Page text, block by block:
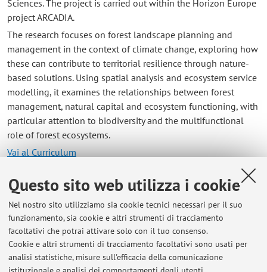
Questo sito web utilizza i cookie
Nel nostro sito utilizziamo sia cookie tecnici necessari per il suo
funzionamento, sia cookie e altri strumenti di tracciamento
facoltativi che potrai attivare solo con il tuo consenso.
Cookie e altri strumenti di tracciamento facoltativi sono usati per
analisi statistiche, misure sull'efficacia della comunicazione
Sciences. The project is carried out within the Horizon Europe
project ARCADIA.
The research focuses on forest landscape planning and
management in the context of climate change, exploring how
these can contribute to territorial resilience through nature-
based solutions. Using spatial analysis and ecosystem service
modelling, it examines the relationships between forest
management, natural capital and ecosystem functioning, with
particular attention to biodiversity and the multifunctional
role of forest ecosystems.
Vai al Curriculum
Contatti
E-mail: stefano.samore2@unibo.it
Dipartimento di Scienze e Tecnologie Agro-Alimentari